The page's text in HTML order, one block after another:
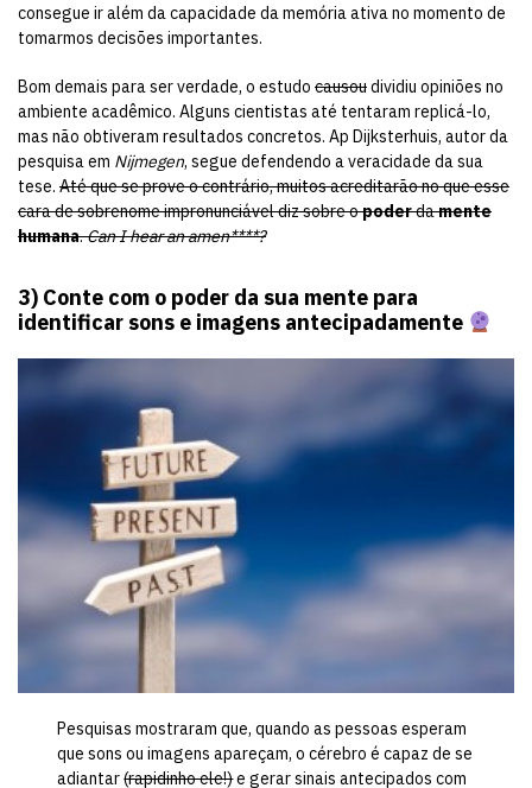
consegue ir além da capacidade da memória ativa no momento de
tomarmos decisões importantes.
Bom demais para ser verdade, o estudo causoudividiu opiniões no
ambiente acadêmico. Alguns cientistas até tentaram replicá-lo,
mas não obtiveram resultados concretos. Ap Dijksterhuis, autor da
pesquisa em Nijmegen, segue defendendo a veracidade da sua
tese. Até que se prove o contrário, muitos acreditarão no que esse
cara de sobrenome impronunciável diz sobre opoderdamente
humana.Can I hear an amen****?
3) Conte com o poder da sua mente para
identificar sons e imagens antecipadamente
Pesquisas mostraram que, quando as pessoas esperam
que sons ou imagens apareçam, o cérebro é capaz de se
adiantar(rapidinho ele!)e gerar sinais antecipados com